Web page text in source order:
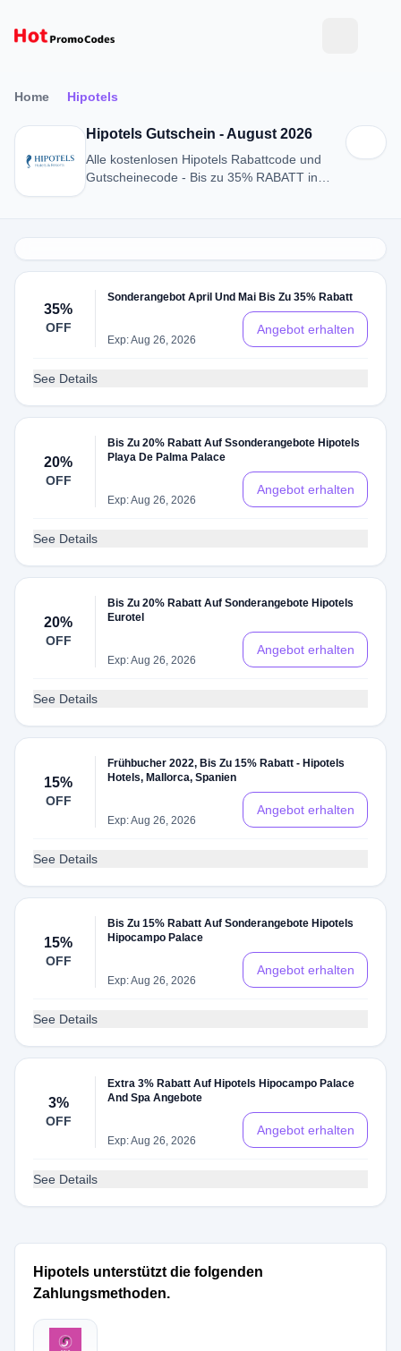
Home Hipotels
Hipotels Gutschein - August 2026
Alle kostenlosen Hipotels Rabattcode und
Gutscheinecode - Bis zu 35% RABATT in
35%
OFF
Sonderangebot April Und Mai Bis Zu 35% Rabatt
Exp: Aug 26, 2026
Angebot erhalten
See Details
20%
OFF
Bis Zu 20% Rabatt Auf Ssonderangebote Hipotels
Playa De Palma Palace
Exp: Aug 26, 2026
Angebot erhalten
See Details
20%
OFF
Bis Zu 20% Rabatt Auf Sonderangebote Hipotels
Eurotel
Exp: Aug 26, 2026
Angebot erhalten
See Details
15%
OFF
Frühbucher 2022, Bis Zu 15% Rabatt - Hipotels
Hotels, Mallorca, Spanien
Exp: Aug 26, 2026
Angebot erhalten
See Details
15%
OFF
Bis Zu 15% Rabatt Auf Sonderangebote Hipotels
Hipocampo Palace
Exp: Aug 26, 2026
Angebot erhalten
See Details
3%
OFF
Extra 3% Rabatt Auf Hipotels Hipocampo Palace
And Spa Angebote
Exp: Aug 26, 2026
Angebot erhalten
See Details
Hipotels unterstützt die folgenden
Zahlungsmethoden.